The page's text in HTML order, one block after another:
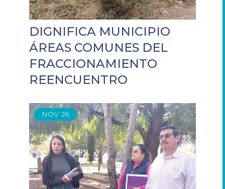
DIGNIFICA MUNICIPIO
ÁREAS COMUNES DEL
FRACCIONAMIENTO
REENCUENTRO
NOV 26